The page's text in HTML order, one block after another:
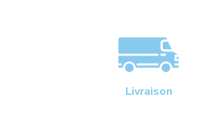
Livraison